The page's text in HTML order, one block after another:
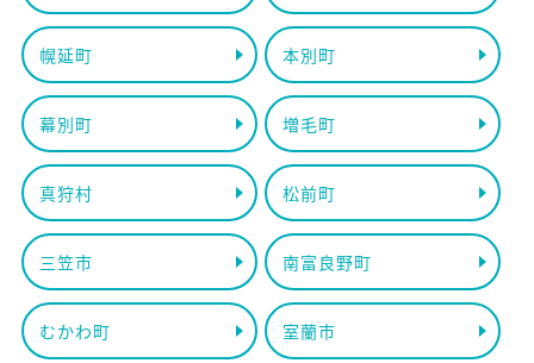
幌延町 本別町
幕別町 増毛町
真狩村 松前町
三笠市 南富良野町
むかわ町 室蘭市